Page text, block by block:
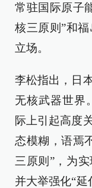
常驻国际原子
核三原则”和
立场。
李松指出，日
无核武器世界
际上引起高度
态模糊，语焉
三原则”，为
并大举强化“